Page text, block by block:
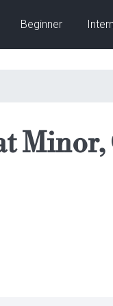
Beginner
Minor,